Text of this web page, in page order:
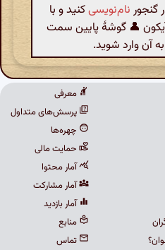
گنجور نام‌نویسیکنید و با
آیکون 👤 گوشهٔ پایین سمت
وارد شوید.
معرفی
پرسش‌های متداول
چهره‌ها
حمایت مالی
آمار محتوا
آمار مشارکت
آمار بازدید
منابع
تماس